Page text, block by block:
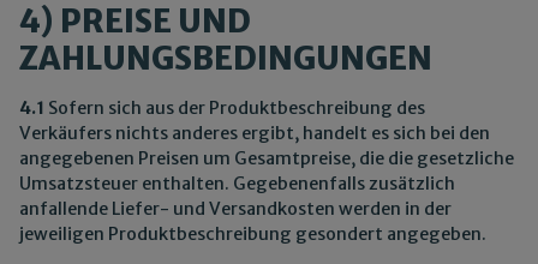
4) PREISE UND
ZAHLUNGSBEDINGUNGEN
4.1 Sofern sich aus der Produktbeschreibung des
Verkäufers nichts anderes ergibt, handelt es sich bei den
angegebenen Preisen um Gesamtpreise, die die gesetzliche
Umsatzsteuer enthalten. Gegebenenfalls zusätzlich
anfallende Liefer- und Versandkosten werden in der
jeweiligen Produktbeschreibung gesondert angegeben.